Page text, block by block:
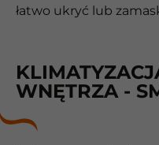
łatwo ukryć lub
WNĘTRZA -